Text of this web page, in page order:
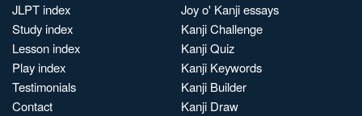
JLPT index
Study index
Lesson index
Play index
Testimonials
Contact
Joy o' Kanji essays
Kanji Challenge
Kanji Quiz
Kanji Keywords
Kanji Builder
Kanji Draw